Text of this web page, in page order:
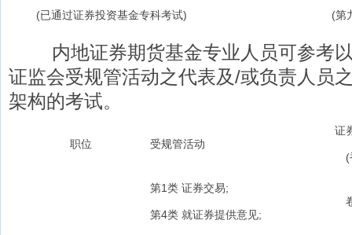
(已通过证券投资基金专科考试) (第九
内地证券期货基金专业人员可参考以
证监会受规管活动之代表及/或负责人员
架构的考试。
职位 受规管活动
证
(香
第1类 证券交易;
第4类 就证券提供意见;
卷